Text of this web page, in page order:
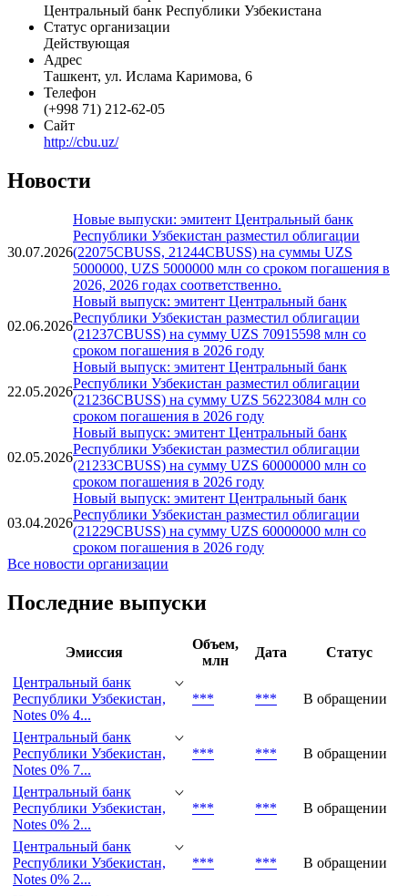
Общая информация
Наименование организации
Центральный банк Республики Узбекистана
Статус организации
Действующая
Адрес
Ташкент, ул. Ислама Каримова, 6
Телефон
Сайт
Новости
Новые выпуски: эмитент Центральный банк
Республики Узбекистан разместил облигации
(22075CBUSS, 21244CBUSS) на суммы UZS
5000000, UZS 5000000 млн со сроком погашения в
2026, 2026 годах соответственно.
02.06.2026
Новый выпуск: эмитент Центральный банк
Республики Узбекистан разместил облигации
(21237CBUSS) на сумму UZS 70915598 млн со
сроком погашения в 2026 году
22.05.2026
Новый выпуск: эмитент Центральный банк
Республики Узбекистан разместил облигации
(21236CBUSS) на сумму UZS 56223084 млн со
сроком погашения в 2026 году
02.05.2026
Новый выпуск: эмитент Центральный банк
Республики Узбекистан разместил облигации
(21233CBUSS) на сумму UZS 60000000 млн со
сроком погашения в 2026 году
Новый выпуск: эмитент Центральный банк
Республики Узбекистан разместил облигации
сроком погашения в 2026 году
Последние выпуски
Эмиссия
Объем,
Центральный банк
Республики Узбекистан,
Notes 0% 4...
*** *** В обращении
Центральный банк
Республики Узбекистан,
Notes 0% 7...
*** *** В обращении
Центральный банк
Республики Узбекистан,
Notes 0% 2...
*** *** В обращении